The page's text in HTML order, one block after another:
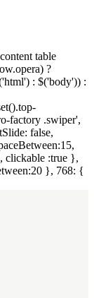
table
?
: $('body')) :
factory .swiper',
false,
clickable :true },
}, 768: {